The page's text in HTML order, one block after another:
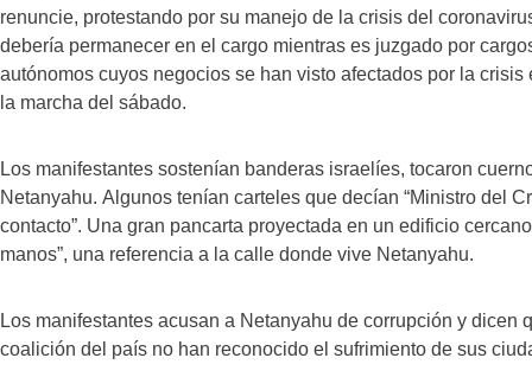
renuncie, protestando por su manejo de la crisis del
debería permanecer en el cargo mientras es juzgado por
autónomos cuyos negocios se han visto afectados por la
la marcha del sábado.
Los manifestantes sostenían banderas israelíes, tocaron
Netanyahu. Algunos tenían carteles que decían “Ministro del
contacto”. Una gran pancarta proyectada en un edificio
manos”, una referencia a la calle donde vive Netanyahu.
Los manifestantes acusan a Netanyahu de corrupción y dicen
coalición del país no han reconocido el sufrimiento de sus